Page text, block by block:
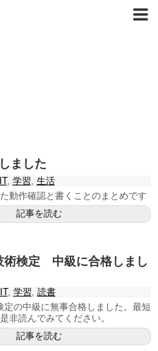
ました
IT, 学習, 生活
動作確認と書くことのまとめです
記事を読む
術検定 中級に合格しまし
IT, 学習, 読書
定の中級に無事合格しました。最短
非読んでみてください。
記事を読む